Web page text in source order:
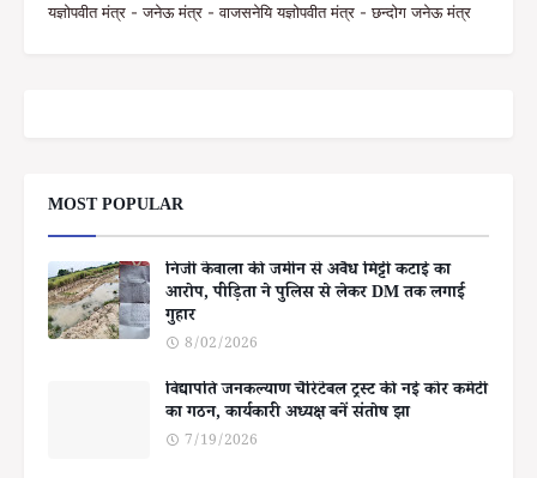
यज्ञोपवीत मंत्र - जनेऊ मंत्र - वाजसनेयि यज्ञोपवीत मंत्र - छन्दोग जनेऊ मंत्र
MOST POPULAR
निजी केवाला की जमीन से अवैध मिट्टी कटाई का
आरोप, पीड़िता ने पुलिस से लेकर DM तक लगाई
गुहार
8/02/2026
विद्यापति जनकल्याण चैरिटेबल ट्रस्ट की नई कोर कमेटी
का गठन, कार्यकारी अध्यक्ष बनें संतोष झा
7/19/2026